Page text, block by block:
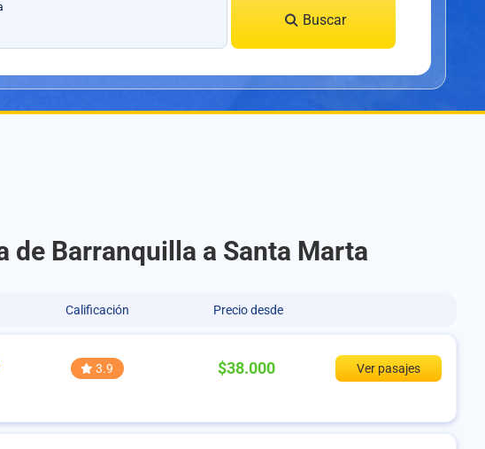
Buscar
de Barranquilla a Santa Marta
Calificación Precio desde
3.9 $38.000 Ver pasajes